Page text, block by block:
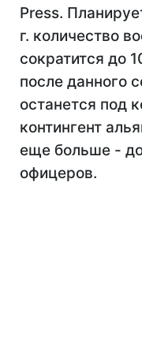
Press.
г. количество
сократится до
после данного
останется под
контингент
еще больше -
офицеров.